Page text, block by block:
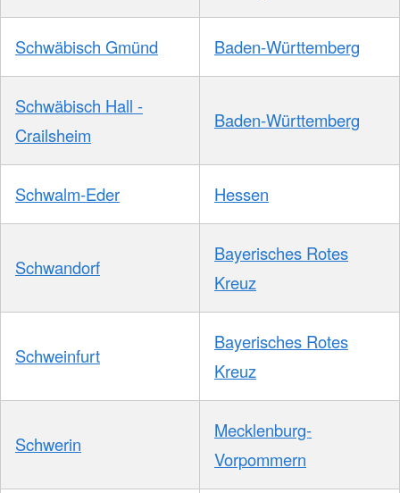
Schwäbisch Gmünd Baden-Württemberg
Schwäbisch Hall -
Crailsheim
Baden-Württemberg
Schwalm-Eder Hessen
Schwandorf
Bayerisches Rotes
Kreuz
Schweinfurt
Bayerisches Rotes
Kreuz
Schwerin
Mecklenburg-
Vorpommern